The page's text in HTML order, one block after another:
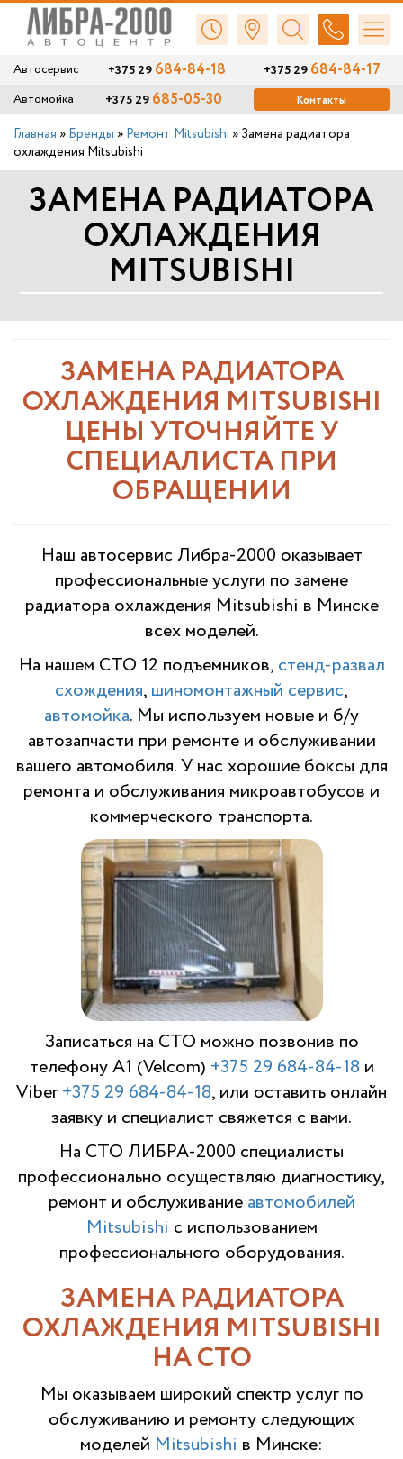
Автосервис +375 29684-84-18 +375 29684-84-17
Автомойка +375 29 685-05-30 Контакты
Главная » Бренды » Ремонт Mitsubishi » Замена радиатора
охлаждения Mitsubishi
ЗАМЕНА РАДИАТОРА
ОХЛАЖДЕНИЯ
MITSUBISHI
ЗАМЕНА РАДИАТОРА
ОХЛАЖДЕНИЯ MITSUBISHI
ЦЕНЫ УТОЧНЯЙТЕ У
СПЕЦИАЛИСТА ПРИ
ОБРАЩЕНИИ
Наш автосервис Либра-2000 оказывает
профессиональные услуги по замене
радиатора охлаждения Mitsubishi в Минске
всех моделей.
На нашем СТО 12 подъемников, стенд-развал
схождения, шиномонтажный сервис,
автомойка. Мы используем новые и б/у
автозапчасти при ремонте и обслуживании
вашего автомобиля. У нас хорошие боксы для
ремонта и обслуживания микроавтобусов и
коммерческого транспорта.
Записаться на СТО можно позвонив по
телефону A1 (Velcom) +375 29 684-84-18 и
Viber+375 29 684-84-18, или оставить онлайн
заявку и специалист свяжется с вами.
На СТО ЛИБРА-2000 специалисты
профессионально осуществляю диагностику,
ремонт и обслуживание автомобилей
Mitsubishi с использованием
профессионального оборудования.
ЗАМЕНА РАДИАТОРА
ОХЛАЖДЕНИЯ MITSUBISHI
НА СТО
Мы оказываем широкий спектр услуг по
обслуживанию и ремонту следующих
моделей Mitsubishi в Минске: